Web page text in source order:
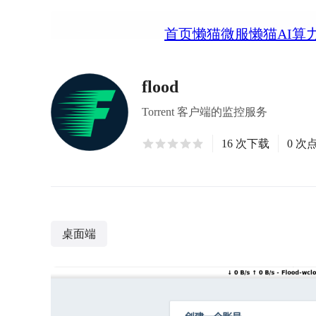
首页懒猫微服懒猫AI算
flood
Torrent 客户端的监控服务
16 次下载 0 次
桌面端